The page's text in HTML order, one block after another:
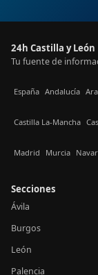
24h Castilla y León
Tu fuente de
España Andalucía
Castilla La-Mancha
Madrid Murcia
Secciones
Ávila
Burgos
León
Palencia